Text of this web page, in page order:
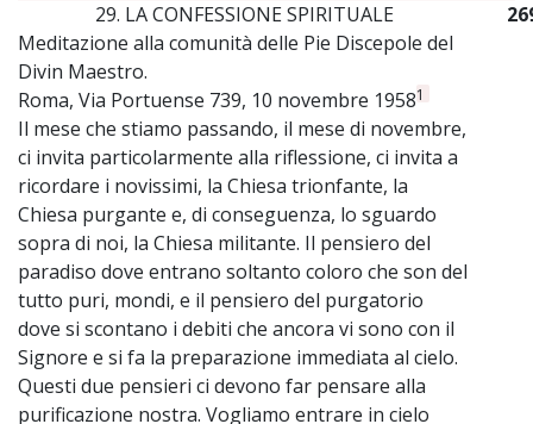
29. LA CONFESSIONE SPIRITUALE
Meditazione alla comunità delle Pie Discepole del
Divin Maestro.
Roma, Via Portuense 739, 10 novembre 19581
Il mese che stiamo passando, il mese di novembre,
ci invita particolarmente alla riflessione, ci invita a
ricordare i novissimi, la Chiesa trionfante, la
Chiesa purgante e, di conseguenza, lo sguardo
sopra di noi, la Chiesa militante. Il pensiero del
paradiso dove entrano soltanto coloro che son del
tutto puri, mondi, e il pensiero del purgatorio
dove si scontano i debiti che ancora vi sono con il
Signore e si fa la preparazione immediata al cielo.
Questi due pensieri ci devono far pensare alla
purificazione nostra. Vogliamo entrare in cielo